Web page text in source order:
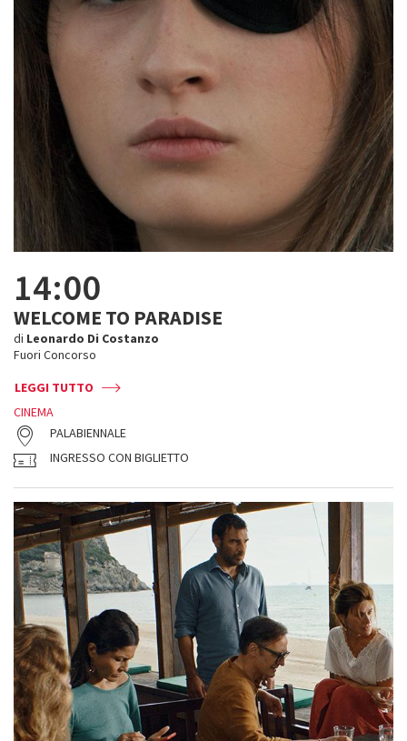
14:00
WELCOME TO PARADISE
di Leonardo Di Costanzo
Fuori Concorso
LEGGI TUTTO
CINEMA
PALABIENNALE
INGRESSO CON BIGLIETTO